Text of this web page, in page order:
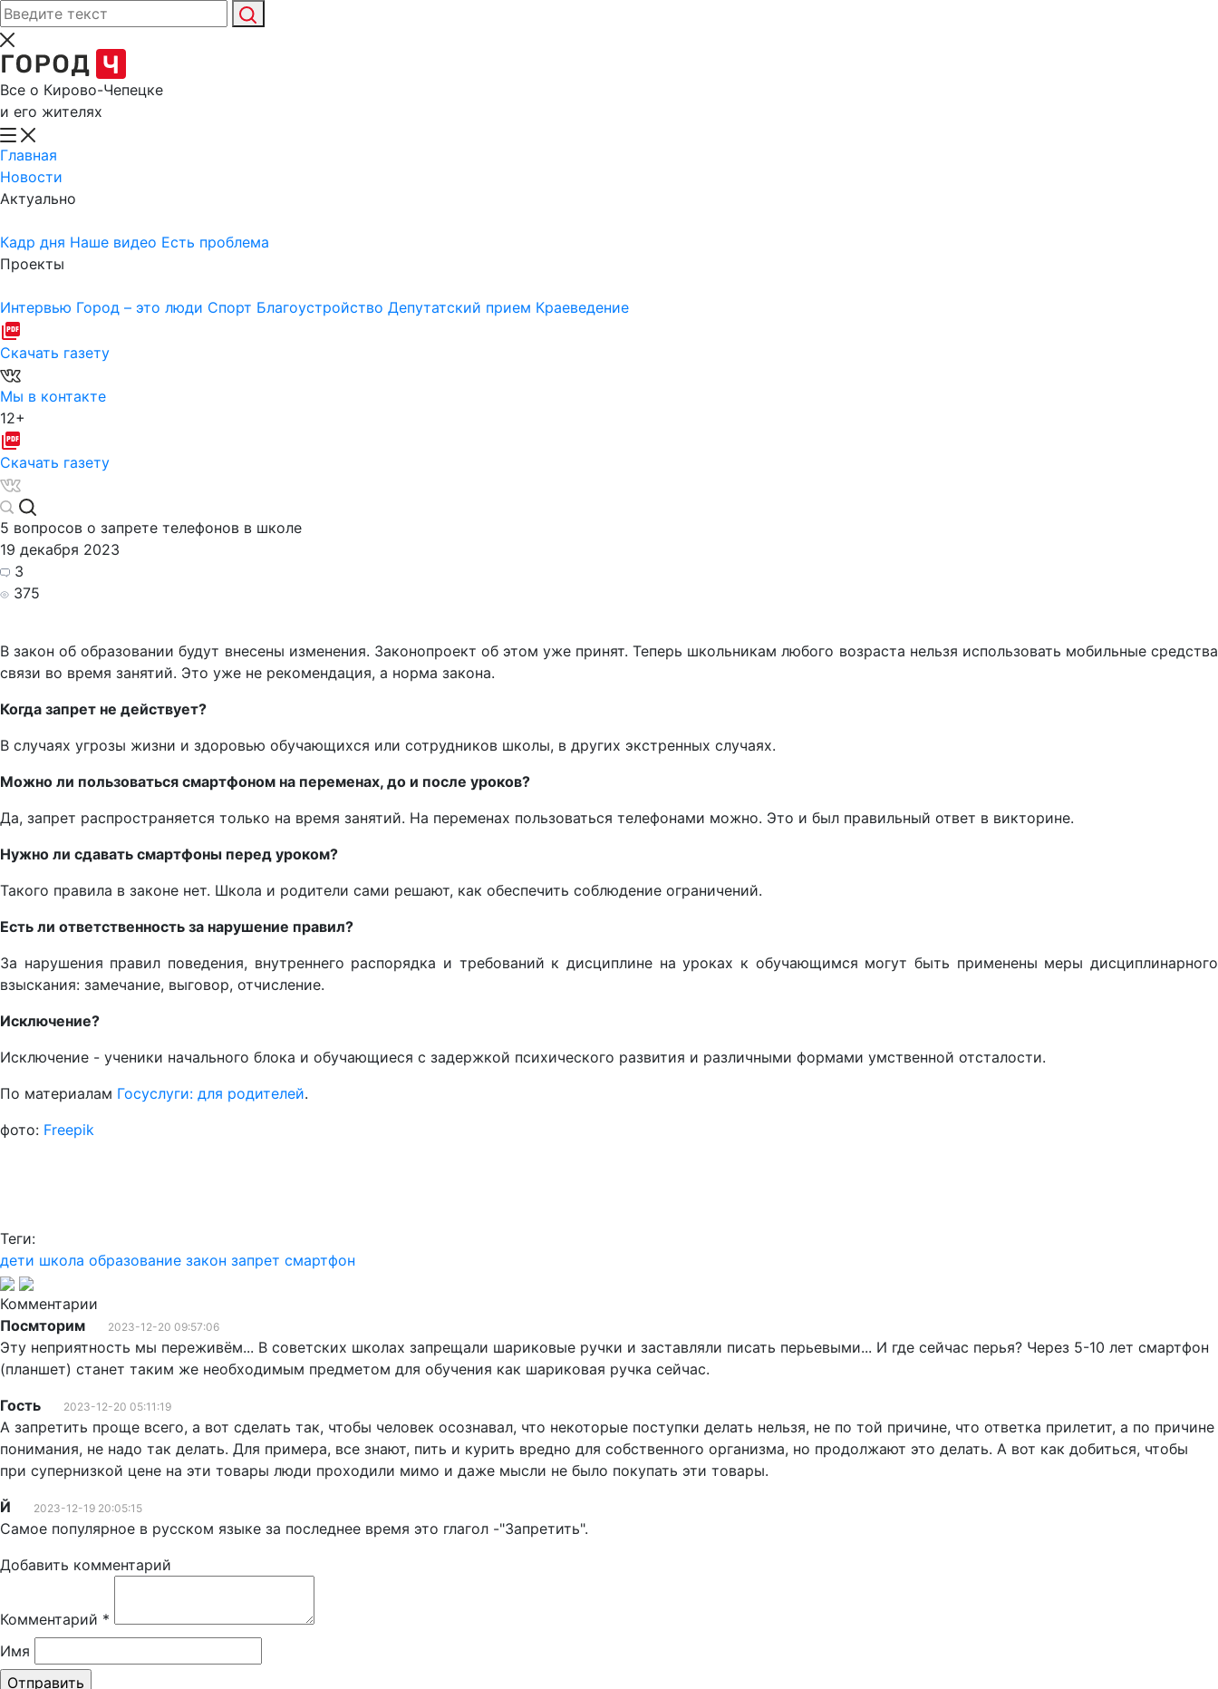
Все о Кирово-Чепецке
и его жителях
Главная
Новости
Актуально
Кадр дня Наше видео Есть проблема
Проекты
Интервью Город – это люди Спорт Благоустройство Депутатский прием Краеведение
Скачать газету
Мы в контакте
12+
Скачать газету
5 вопросов о запрете телефонов в школе
19 декабря 2023
3
375
В закон об образовании будут внесены изменения. Законопроект об этом уже принят. Теперь школьникам любого возраста нельзя использовать мобильные средства
связи во время занятий. Это уже не рекомендация, а норма закона.
Когда запрет не действует?
В случаях угрозы жизни и здоровью обучающихся или сотрудников школы, в других экстренных случаях.
Можно ли пользоваться смартфоном на переменах, до и после уроков?
Да, запрет распространяется только на время занятий. На переменах пользоваться телефонами можно. Это и был правильный ответ в викторине.
Нужно ли сдавать смартфоны перед уроком?
Такого правила в законе нет. Школа и родители сами решают, как обеспечить соблюдение ограничений.
Есть ли ответственность за нарушение правил?
За нарушения правил поведения, внутреннего распорядка и требований к дисциплине на уроках к обучающимся могут быть применены меры дисциплинарного
взыскания: замечание, выговор, отчисление.
Исключение?
Исключение - ученики начального блока и обучающиеся с задержкой психического развития и различными формами умственной отсталости.
По материалам Госуслуги: для родителей.
фото: Freepik
Теги:
дети школа образование закон запрет смартфон
Комментарии
Посмторим
2023-12-20 09:57:06
Эту неприятность мы переживём... В советских школах запрещали шариковые ручки и заставляли писать перьевыми... И где сейчас перья? Через 5-10 лет смартфон
(планшет) станет таким же необходимым предметом для обучения как шариковая ручка сейчас.
Гость
2023-12-20 05:11:19
А запретить проще всего, а вот сделать так, чтобы человек осознавал, что некоторые поступки делать нельзя, не по той причине, что ответка прилетит, а по причине
понимания, не надо так делать. Для примера, все знают, пить и курить вредно для собственного организма, но продолжают это делать. А вот как добиться, чтобы
при супернизкой цене на эти товары люди проходили мимо и даже мысли не было покупать эти товары.
Й
2023-12-19 20:05:15
Самое популярное в русском языке за последнее время это глагол -"Запретить".
Добавить комментарий
Комментарий *
Имя